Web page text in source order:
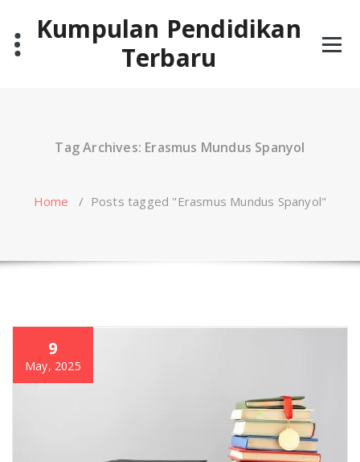
contentKumpulan Pendidikan
Terbaru
Tag Archives: Erasmus Mundus Spanyol
Home / Posts tagged "Erasmus Mundus Spanyol"
9
May, 2025